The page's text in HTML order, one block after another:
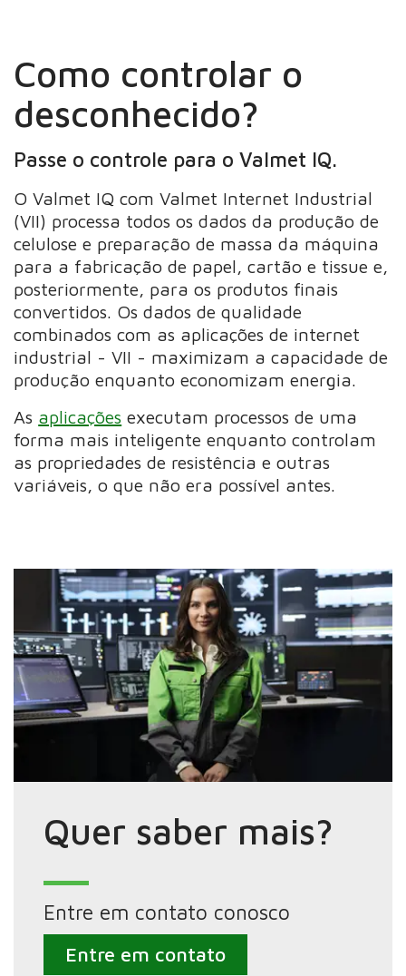
Como controlar o
desconhecido?
Passe o controle para o Valmet IQ.
O Valmet IQ com Valmet Internet Industrial
(VII) processa todos os dados da produção de
celulose e preparação de massa da máquina
para a fabricação de papel, cartão e tissue e,
posteriormente, para os produtos finais
convertidos. Os dados de qualidade
combinados com as aplicações de internet
industrial - VII - maximizam a capacidade de
produção enquanto economizam energia.
As aplicações executam processos de uma
forma mais inteligente enquanto controlam
as propriedades de resistência e outras
variáveis, o que não era possível antes.
Quer saber mais?
Entre em contato conosco
Entre em contato